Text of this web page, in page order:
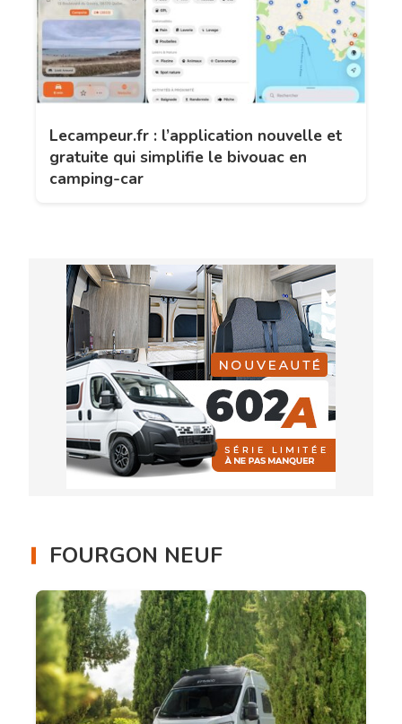
Lecampeur.fr : l’application nouvelle et
gratuite qui simplifie le bivouac en
camping-car
FOURGON NEUF